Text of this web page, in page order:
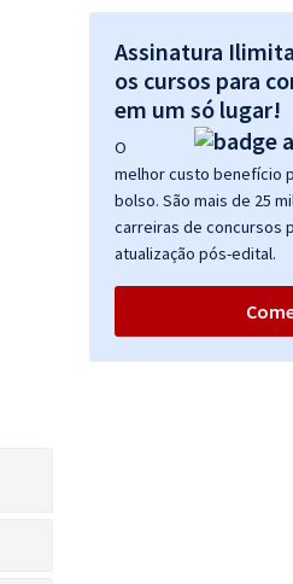
Assinatura
os cursos para
em um só lugar!
O
melhor custo benefício
bolso. São mais de 25
carreiras de concursos
atualização pós-edital.